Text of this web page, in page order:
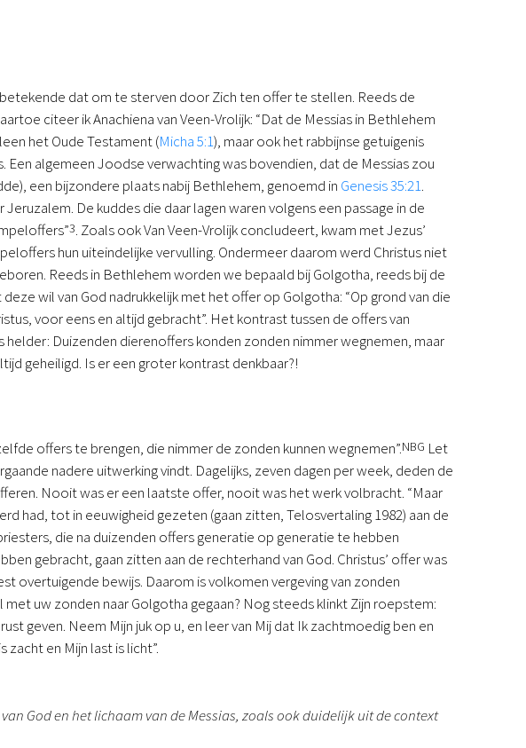
dat om te sterven door Zich ten offer te stellen. Reeds de
citeer ik Anachiena van Veen-Vrolijk: “Dat de Messias in Bethlehem
het Oude Testament (Micha 5:1), maar ook het rabbijnse getuigenis
algemeen Joodse verwachting was bovendien, dat de Messias zou
een bijzondere plaats nabij Bethlehem, genoemd in Genesis 35:21.
De kuddes die daar lagen waren volgens een passage in de
3. Zoals ook Van Veen-Vrolijk concludeert, kwam met Jezus’
hun uiteindelijke vervulling. Ondermeer daarom werd Christus niet
Reeds in Bethlehem worden we bepaald bij Golgotha, reeds bij de
wil van God nadrukkelijk met het offer op Golgotha: “Op grond van die
voor eens en altijd gebracht”. Het kontrast tussen de offers van
Duizenden dierenoffers konden zonden nimmer wegnemen, maar
geheiligd. Is er een groter kontrast denkbaar?!
offers te brengen, die nimmer de zonden kunnen wegnemen”.NBG Let
nadere uitwerking vindt. Dagelijks, zeven dagen per week, deden de
Nooit was er een laatste offer, nooit was het werk volbracht. “Maar
had, tot in eeuwigheid gezeten (gaan zitten, Telosvertaling 1982) aan de
die na duizenden offers generatie op generatie te hebben
gebracht, gaan zitten aan de rechterhand van God. Christus’ offer was
overtuigende bewijs. Daarom is volkomen vergeving van zonden
uw zonden naar Golgotha gegaan? Nog steeds klinkt Zijn roepstem:
geven. Neem Mijn juk op u, en leer van Mij dat Ik zachtmoedig ben en
zacht en Mijn last is licht”.
God en het lichaam van de Messias, zoals ook duidelijk uit de context